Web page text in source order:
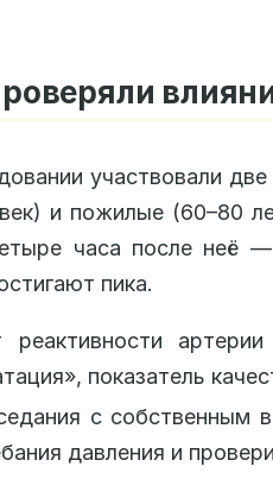
участвовали
и пожилые (60–80
часа после неё
пика.
реактивности
показатель
с собственным
давления и